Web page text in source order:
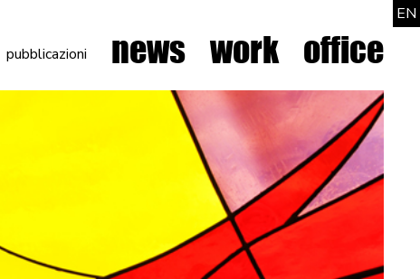
EN
pubblicazioni news work office